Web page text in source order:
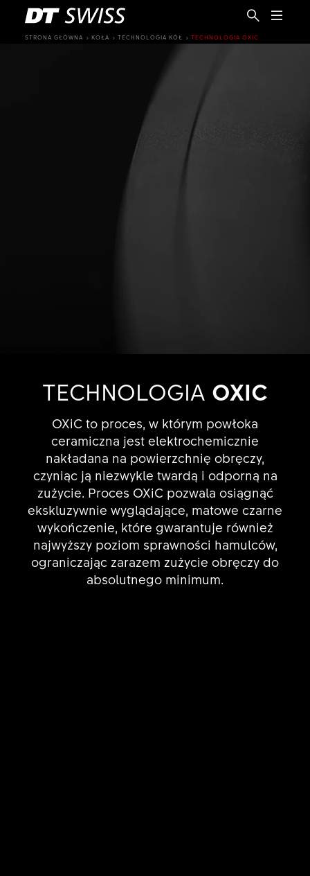
STRONA GŁÓWNA KOŁA TECHNOLOGIA KÓŁ TECHNOLOGIA OXIC
TECHNOLOGIA OXIC
OXiC to proces, w którym powłoka
ceramiczna jest elektrochemicznie
nakładana na powierzchnię obręczy,
czyniąc ją niezwykle twardą i odporną na
zużycie. Proces OXiC pozwala osiągnąć
ekskluzywnie wyglądające, matowe czarne
wykończenie, które gwarantuje również
najwyższy poziom sprawności hamulców,
ograniczając zarazem zużycie obręczy do
absolutnego minimum.